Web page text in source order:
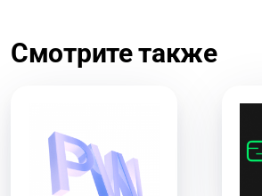
Смотрите также